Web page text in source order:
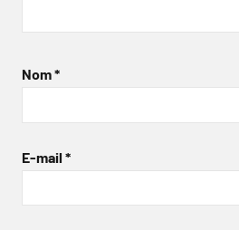
Nom*
E-mail *